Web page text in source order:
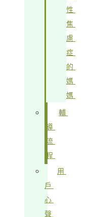
性
焦
慮
症
的
媽
媽
輔
導
流
程
用
戶
心
聲